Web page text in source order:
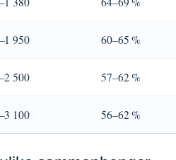
950 60–65 %
500 57–62 %
100 56–62 %